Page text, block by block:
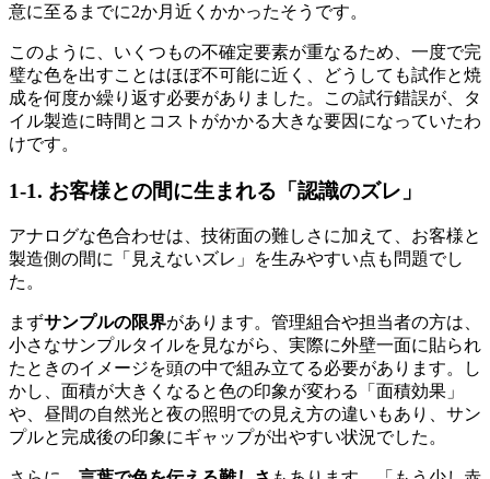
意に至るまでに2か月近くかかったそうです。
このように、いくつもの不確定要素が重なるため、一度で完
璧な色を出すことはほぼ不可能に近く、どうしても試作と焼
成を何度か繰り返す必要がありました。この試行錯誤が、タ
イル製造に時間とコストがかかる大きな要因になっていたわ
けです。
1-1. お客様との間に生まれる「認識のズレ」
アナログな色合わせは、技術面の難しさに加えて、お客様と
製造側の間に「見えないズレ」を生みやすい点も問題でし
た。
まずサンプルの限界があります。管理組合や担当者の方は、
小さなサンプルタイルを見ながら、実際に外壁一面に貼られ
たときのイメージを頭の中で組み立てる必要があります。し
かし、面積が大きくなると色の印象が変わる「面積効果」
や、昼間の自然光と夜の照明での見え方の違いもあり、サン
プルと完成後の印象にギャップが出やすい状況でした。